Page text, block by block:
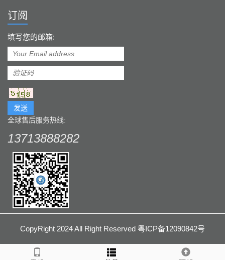
订阅
填写您的邮箱:
发送
全球售后服务热线:
13713888282
CopyRight 2024 All Right Reserved 粤ICP备12090842号